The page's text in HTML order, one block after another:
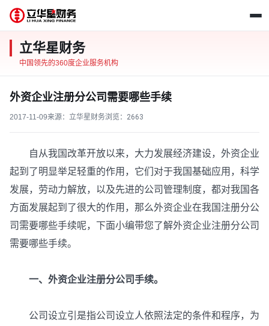
立华星财务
中国领先的360度企业服务机构
外资企业注册分公司需要哪些手续
2017-11-09来源：立华星财务浏览： 2663
自从我国改革开放以来，大力发展经济建设，外资企业
起到了明显举足轻重的作用，它们对于我国基础应用，科学
发展，劳动力解放，以及先进的公司管理制度，都对我国各
方面发展起到了很大的作用，那么外资企业在我国注册分公
司需要哪些手续呢，下面小编带您了解外资企业注册分公司
需要哪些手续。
一、外资企业注册分公司手续。
公司设立引是指公司设立人依照法定的条件和程序，为